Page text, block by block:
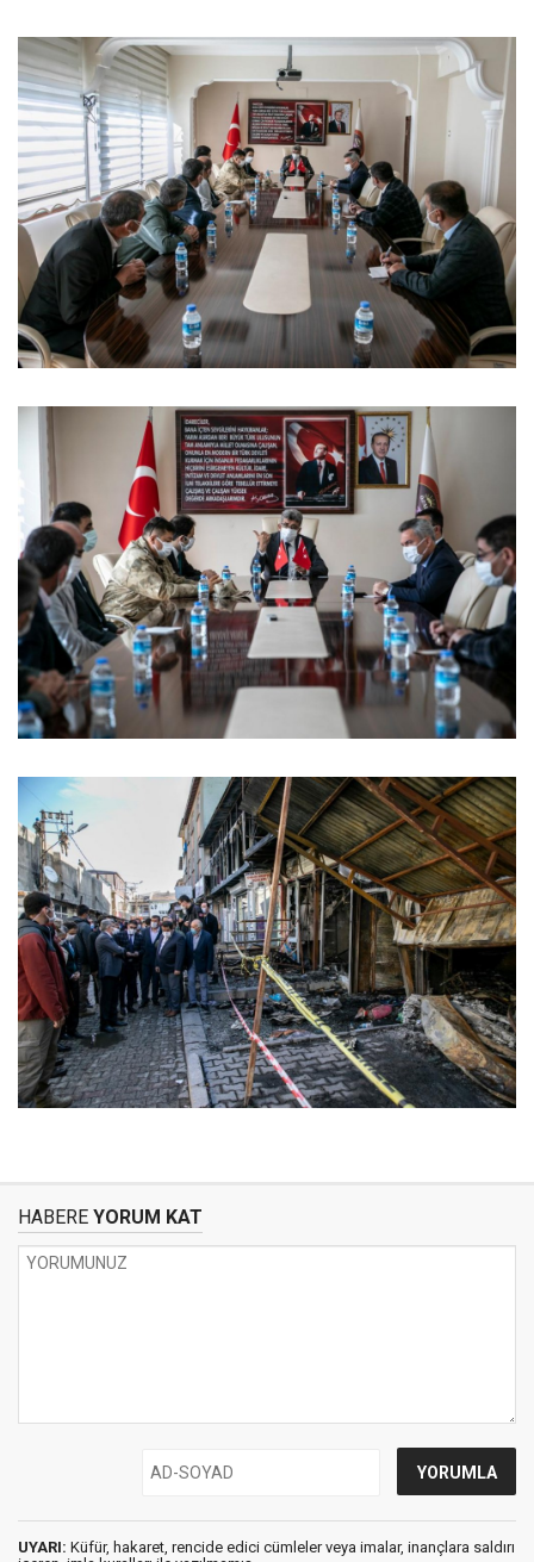
HABERE YORUM KAT
UYARI: Küfür, hakaret, rencide edici cümleler veya imalar, inançlara saldırı